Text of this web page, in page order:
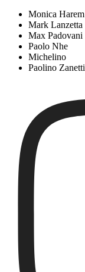
Monica Harem
Mark Lanzetta
Max Padovani
Paolo Nhe
Michelino
Paolino Zanetti